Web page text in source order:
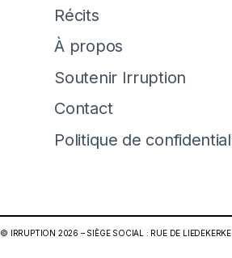
Récits
À propos
Soutenir Irruption
Contact
Politique de
© IRRUPTION 2026 – SIÈGE SOCIAL : RUE DE